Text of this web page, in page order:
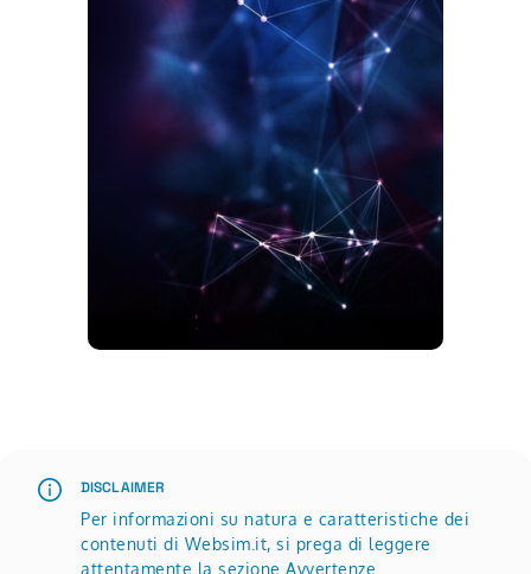
DISCLAIMER
Per informazioni su natura e caratteristiche dei
contenuti di Websim.it, si prega di leggere
attentamente la sezione Avvertenze